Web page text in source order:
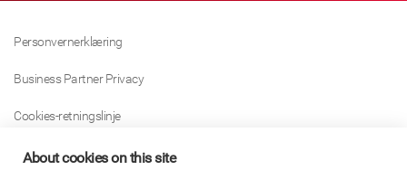
Personvernerklæring
Business Partner Privacy
Cookies-retningslinje
Modern Slavery Act Policy
About cookies on this site